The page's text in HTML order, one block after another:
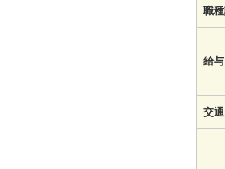
職
給与
交